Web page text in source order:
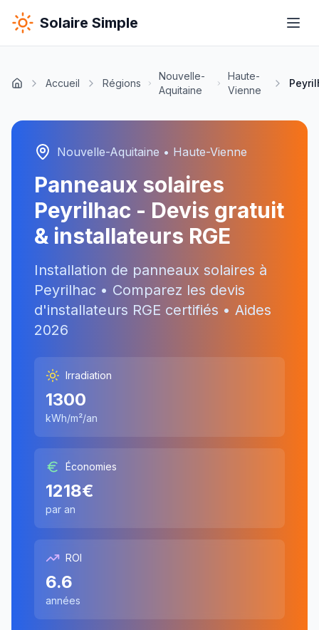
Solaire Simple
Accueil Régions
Nouvelle-
Aquitaine
Haute-
Vienne
Nouvelle-Aquitaine • Haute-Vienne
Panneaux solaires
Peyrilhac - Devis gratuit
& installateurs RGE
Installation de panneaux solaires à
Peyrilhac • Comparez les devis
d'installateurs RGE certifiés • Aides
2026
Irradiation
1300
kWh/m²/an
Économies
1218€
par an
ROI
6.6
années